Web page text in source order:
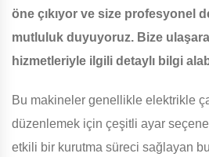
öne çıkıyor ve size profesyonel
mutluluk duyuyoruz. Bize
hizmetleriyle ilgili detaylı bilgi
Bu makineler genellikle elektrikle
düzenlemek için çeşitli ayar
etkili bir kurutma süreci sağlayan